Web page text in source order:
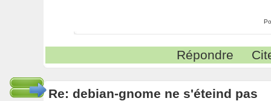
Répondre
Re: debian-gnome ne s'éteind pas